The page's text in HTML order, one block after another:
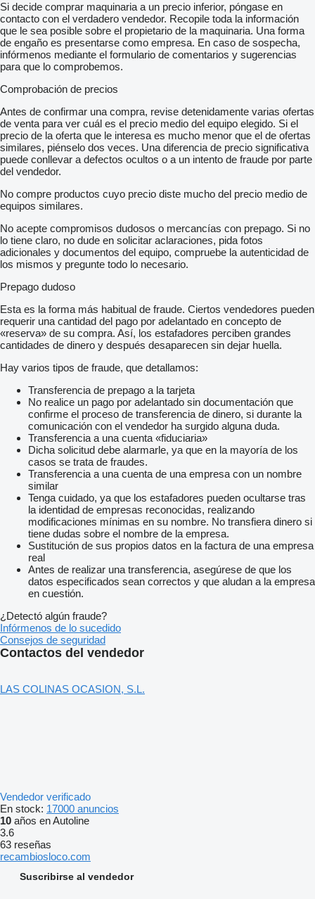
Si decide comprar maquinaria a un precio inferior, póngase en
contacto con el verdadero vendedor. Recopile toda la información
que le sea posible sobre el propietario de la maquinaria. Una forma
de engaño es presentarse como empresa. En caso de sospecha,
infórmenos mediante el formulario de comentarios y sugerencias
para que lo comprobemos.
Comprobación de precios
Antes de confirmar una compra, revise detenidamente varias ofertas
de venta para ver cuál es el precio medio del equipo elegido. Si el
precio de la oferta que le interesa es mucho menor que el de ofertas
similares, piénselo dos veces. Una diferencia de precio significativa
puede conllevar a defectos ocultos o a un intento de fraude por parte
del vendedor.
No compre productos cuyo precio diste mucho del precio medio de
equipos similares.
No acepte compromisos dudosos o mercancías con prepago. Si no
lo tiene claro, no dude en solicitar aclaraciones, pida fotos
adicionales y documentos del equipo, compruebe la autenticidad de
los mismos y pregunte todo lo necesario.
Prepago dudoso
Esta es la forma más habitual de fraude. Ciertos vendedores pueden
requerir una cantidad del pago por adelantado en concepto de
«reserva» de su compra. Así, los estafadores perciben grandes
cantidades de dinero y después desaparecen sin dejar huella.
Hay varios tipos de fraude, que detallamos:
Transferencia de prepago a la tarjeta
No realice un pago por adelantado sin documentación que
confirme el proceso de transferencia de dinero, si durante la
comunicación con el vendedor ha surgido alguna duda.
Transferencia a una cuenta «fiduciaria»
Dicha solicitud debe alarmarle, ya que en la mayoría de los
casos se trata de fraudes.
Transferencia a una cuenta de una empresa con un nombre
similar
Tenga cuidado, ya que los estafadores pueden ocultarse tras
la identidad de empresas reconocidas, realizando
modificaciones mínimas en su nombre. No transfiera dinero si
tiene dudas sobre el nombre de la empresa.
Sustitución de sus propios datos en la factura de una empresa
real
Antes de realizar una transferencia, asegúrese de que los
datos especificados sean correctos y que aludan a la empresa
en cuestión.
¿Detectó algún fraude?
Infórmenos de lo sucedido
Consejos de seguridad
Contactos del vendedor
LAS COLINAS OCASION, S.L.
Vendedor verificado
En stock: 17000 anuncios
10 años en Autoline
3.6
63 reseñas
recambiosloco.com
Suscribirse al vendedor